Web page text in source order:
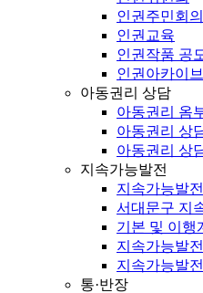
인권주민회의
인권교육
인권작품 공
인권아카이브
아동권리 상담
아동권리 옴
아동권리 상
아동권리 상
지속가능발전
지속가능발
서대문구 지
기본 및 이행
지속가능발
지속가능발
통·반장